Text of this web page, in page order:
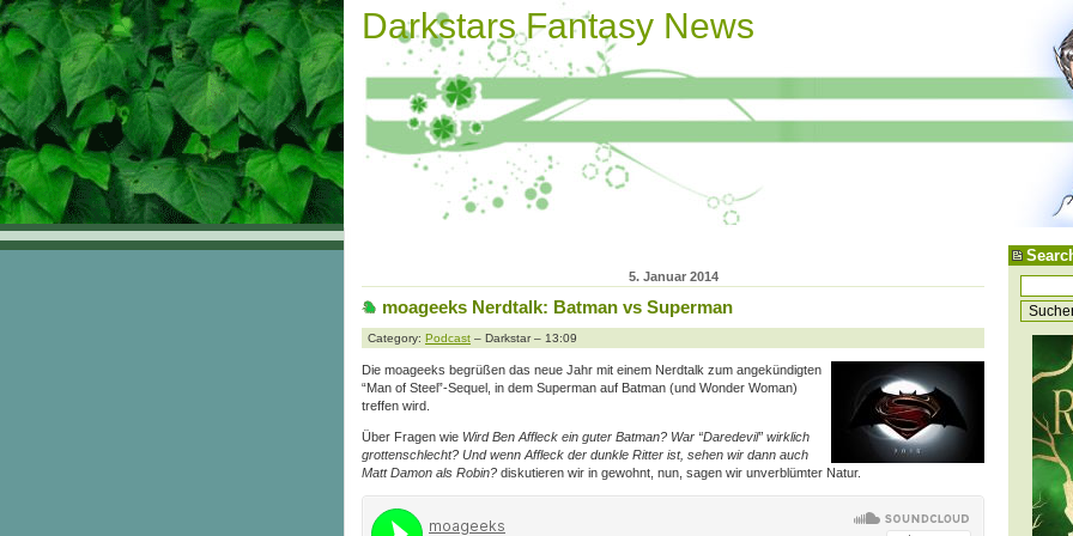
Darkstars Fantasy News
5. Januar 2014
moageeks Nerdtalk: Batman vs Superman
Category: Podcast – Darkstar – 13:09
Die moageeks begrüßen das neue Jahr mit einem Nerdtalk zum angekündigten
“Man of Steel”-Sequel, in dem Superman auf Batman (und Wonder Woman)
treffen wird.
Über Fragen wie Wird Ben Affleck ein guter Batman? War “Daredevil” wirklich
grottenschlecht? Und wenn Affleck der dunkle Ritter ist, sehen wir dann auch
Matt Damon als Robin? diskutieren wir in gewohnt, nun, sagen wir unverblümter Natur.